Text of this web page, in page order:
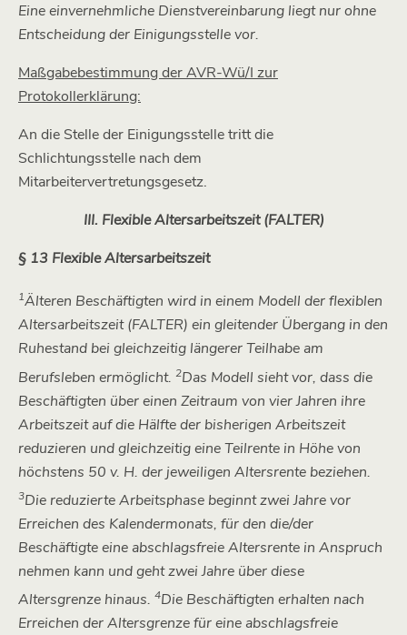
Eine einvernehmliche Dienstvereinbarung liegt nur ohne
Entscheidung der Einigungsstelle vor.
Maßgabebestimmung der AVR-Wü/I zur
Protokollerklärung:
An die Stelle der Einigungsstelle tritt die
Schlichtungsstelle nach dem
Mitarbeitervertretungsgesetz.
III. Flexible Altersarbeitszeit (FALTER)
§ 13 Flexible Altersarbeitszeit
1Älteren Beschäftigten wird in einem Modell der flexiblen
Altersarbeitszeit (FALTER) ein gleitender Übergang in den
Ruhestand bei gleichzeitig längerer Teilhabe am
Berufsleben ermöglicht. 2Das Modell sieht vor, dass die
Beschäftigten über einen Zeitraum von vier Jahren ihre
Arbeitszeit auf die Hälfte der bisherigen Arbeitszeit
reduzieren und gleichzeitig eine Teilrente in Höhe von
höchstens 50 v. H. der jeweiligen Altersrente beziehen.
3Die reduzierte Arbeitsphase beginnt zwei Jahre vor
Erreichen des Kalendermonats, für den die/der
Beschäftigte eine abschlagsfreie Altersrente in Anspruch
nehmen kann und geht zwei Jahre über diese
Altersgrenze hinaus. 4Die Beschäftigten erhalten nach
Erreichen der Altersgrenze für eine abschlagsfreie